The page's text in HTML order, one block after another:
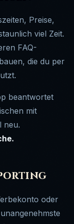
Preise,
viel Zeit.
FAQ-
die du per
beantwortet
mit
neu.
oder